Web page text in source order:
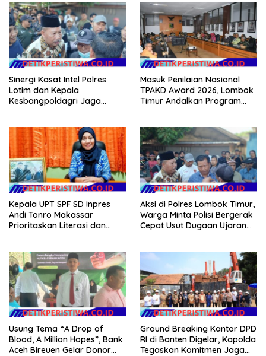
Sinergi Kasat Intel Polres
Lotim dan Kepala
Kesbangpoldagri Jaga
Masuk Penilaian Nasional
TPAKD Award 2026, Lombok
Timur Andalkan Program
Warga
Kepala UPT SPF SD Inpres
Andi Tonro Makassar
Prioritaskan Literasi dan
Aksi di Polres Lombok Timur,
Warga Minta Polisi Bergerak
Cepat Usut Dugaan Ujaran
Usung Tema “A Drop of
Blood, A Million Hopes”, Bank
Aceh Bireuen Gelar Donor
Ground Breaking Kantor DPD
RI di Banten Digelar, Kapolda
Tegaskan Komitmen Jaga